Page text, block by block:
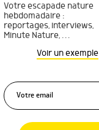
Votre escapade nature
hebdomadaire :
reportages, interviews,
Minute Nature, …
Voir un exemple